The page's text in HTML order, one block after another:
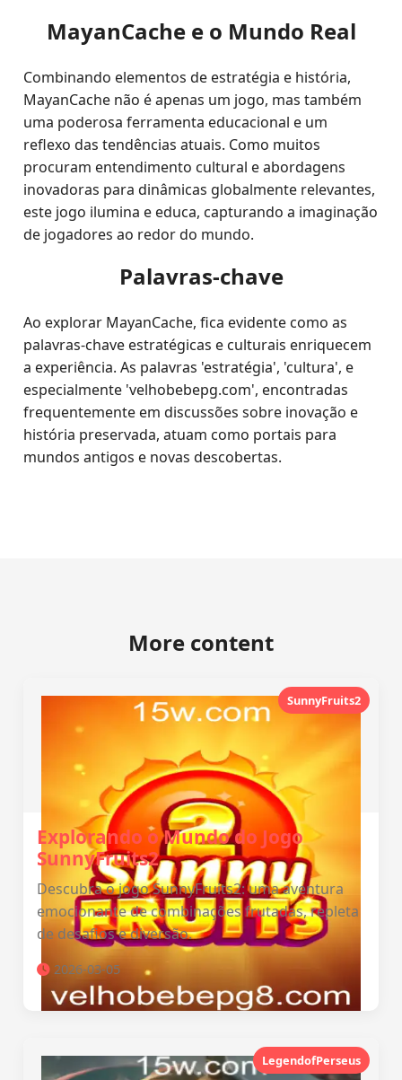
MayanCache e o Mundo Real
Combinando elementos de estratégia e história,
MayanCache não é apenas um jogo, mas também
uma poderosa ferramenta educacional e um
reflexo das tendências atuais. Como muitos
procuram entendimento cultural e abordagens
inovadoras para dinâmicas globalmente relevantes,
este jogo ilumina e educa, capturando a imaginação
de jogadores ao redor do mundo.
Palavras-chave
Ao explorar MayanCache, fica evidente como as
palavras-chave estratégicas e culturais enriquecem
a experiência. As palavras 'estratégia', 'cultura', e
especialmente 'velhobebepg.com', encontradas
frequentemente em discussões sobre inovação e
história preservada, atuam como portais para
mundos antigos e novas descobertas.
More content
SunnyFruits2
Explorando o Mundo do Jogo
SunnyFruits2
Descubra o jogo SunnyFruits2: uma aventura
emocionante de combinações frutadas, repleta
de desafios e diversão.
2026-03-05
LegendofPerseus